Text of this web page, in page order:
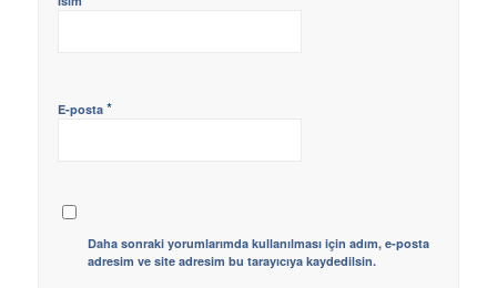
E-posta *
Daha sonraki yorumlarımda kullanılması için adım, e-posta
adresim ve site adresim bu tarayıcıya kaydedilsin.